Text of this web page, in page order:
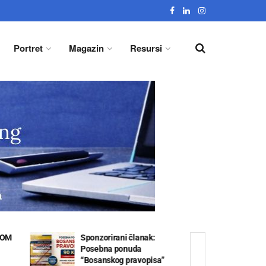
Portret Magazin Resursi
Ime i dva prezimena
ženske osobe